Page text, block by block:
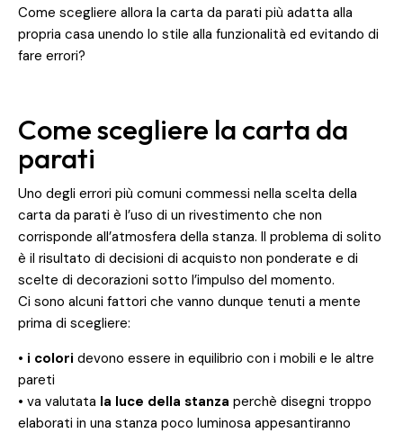
Come scegliere allora la carta da parati più adatta alla
propria casa unendo lo stile alla funzionalità ed evitando di
fare errori?
Come scegliere la carta da
parati
Uno degli errori più comuni commessi nella scelta della
carta da parati è l’uso di un rivestimento che non
corrisponde all’atmosfera della stanza. Il problema di solito
è il risultato di decisioni di acquisto non ponderate e di
scelte di decorazioni sotto l’impulso del momento.
Ci sono alcuni fattori che vanno dunque tenuti a mente
prima di scegliere:
• i colori devono essere in equilibrio con i mobili e le altre
pareti
• va valutata la luce della stanza perchè disegni troppo
elaborati in una stanza poco luminosa appesantiranno